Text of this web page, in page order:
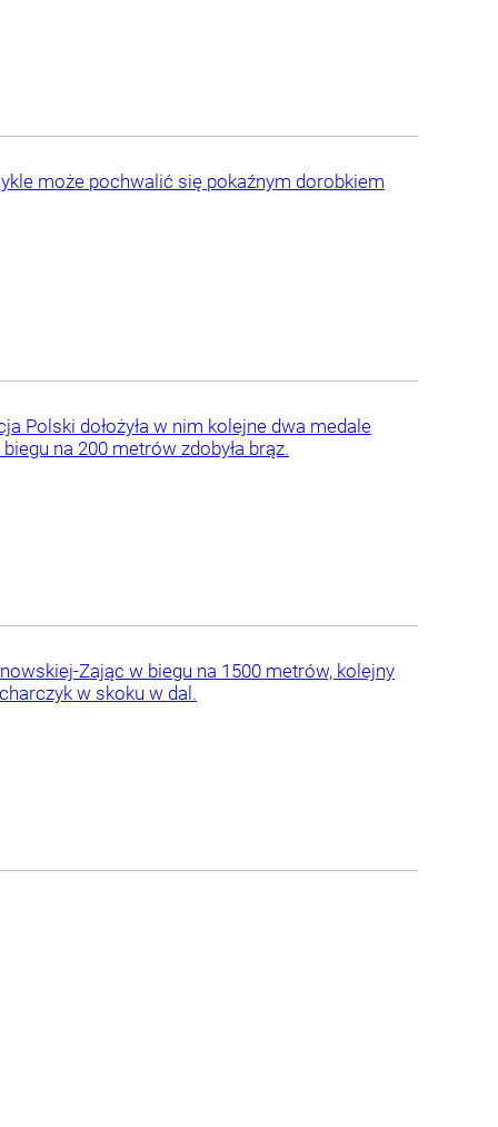
może pochwalić się pokaźnym dorobkiem
Polski dołożyła w nim kolejne dwa medale
na 200 metrów zdobyła brąz.
Zając w biegu na 1500 metrów, kolejny
w skoku w dal.